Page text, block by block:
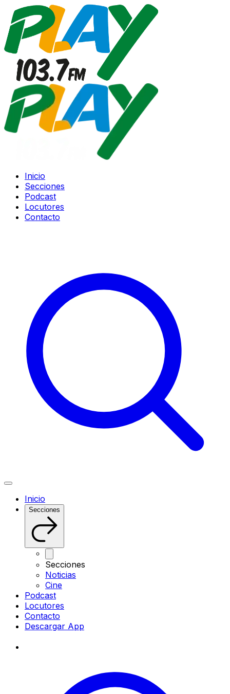
Inicio
Secciones
Podcast
Locutores
Contacto
Inicio
Secciones
Secciones
Noticias
Cine
Podcast
Locutores
Contacto
Descargar App